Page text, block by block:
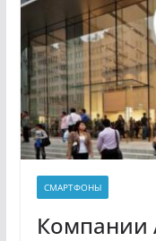
СМАРТФОНЫ
Компании